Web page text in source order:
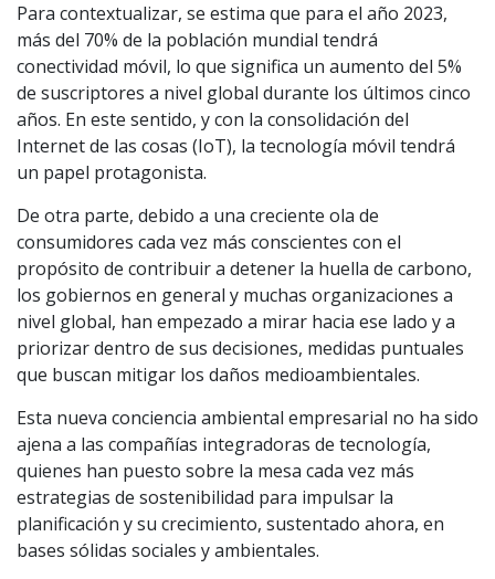
Para contextualizar, se estima que para el año 2023,
más del 70% de la población mundial tendrá
conectividad móvil, lo que significa un aumento del 5%
de suscriptores a nivel global durante los últimos cinco
años. En este sentido, y con la consolidación del
Internet de las cosas (IoT), la tecnología móvil tendrá
un papel protagonista.
De otra parte, debido a una creciente ola de
consumidores cada vez más conscientes con el
propósito de contribuir a detener la huella de carbono,
los gobiernos en general y muchas organizaciones a
nivel global, han empezado a mirar hacia ese lado y a
priorizar dentro de sus decisiones, medidas puntuales
que buscan mitigar los daños medioambientales.
Esta nueva conciencia ambiental empresarial no ha sido
ajena a las compañías integradoras de tecnología,
quienes han puesto sobre la mesa cada vez más
estrategias de sostenibilidad para impulsar la
planificación y su crecimiento, sustentado ahora, en
bases sólidas sociales y ambientales.